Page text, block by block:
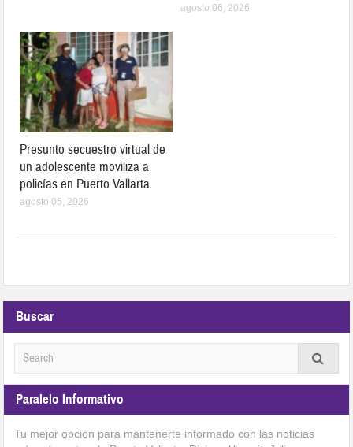
agosto 06, 2026
Presunto secuestro virtual de
un adolescente moviliza a
policías en Puerto Vallarta
agosto 05, 2026
Buscar
Paralelo Informativo
Tu mejor opción para mantenerte informado con las noticias